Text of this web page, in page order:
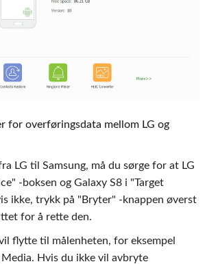
for overføringsdata mellom LG og
LG til Samsung, må du sørge for at LG
-boksen og Galaxy S8 i "Target
ikke, trykk på "Bryter" -knappen øverst
for å rette den.
flytte til målenheten, for eksempel
Hvis du ikke vil avbryte